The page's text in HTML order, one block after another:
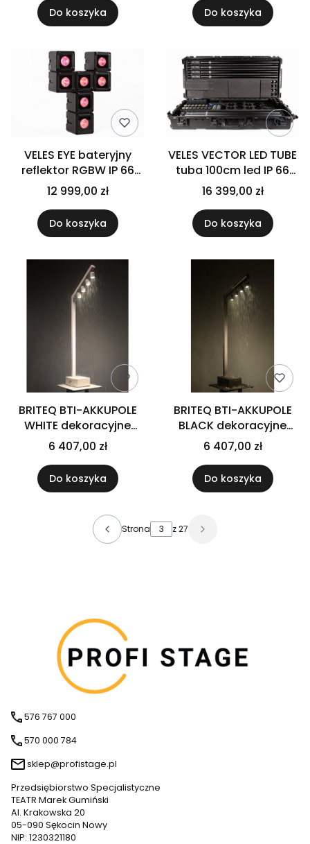
Do koszyka Do koszyka
VELES EYE bateryjny
reflektor RGBW IP 66
Zestaw 8 reflektorów z
case i akcesoriami
12 999,00 zł
Do koszyka
VELES VECTOR LED TUBE
tuba 100cm led IP 66
320 x 0,5W
RGB/Mint/Amber
Zestaw 8szt z case i
akcesoriami
16 399,00 zł
Do koszyka
BRITEQ BTI-AKKUPOLE
WHITE dekoracyjne
bateryjne oświetlenie
Led IP 64 białe
6 407,00 zł
Do koszyka
BRITEQ BTI-AKKUPOLE
BLACK dekoracyjne
bateryjne oświetlenie
Led IP 64 czarne
6 407,00 zł
Do koszyka
Strona z 27
576 767 000
570 000 784
sklep@profistage.pl
Przedsiębiorstwo Specjalistyczne
TEATR Marek Gumiński
Al. Krakowska 20
05-090 Sękocin Nowy
NIP: 1230321180